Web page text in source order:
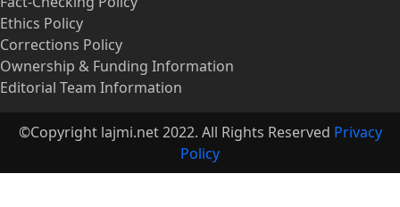
Ethics Policy
Corrections Policy
Ownership & Funding Information
Editorial Team Information
©Copyright lajmi.net 2022. All Rights Reserved Privacy
Policy